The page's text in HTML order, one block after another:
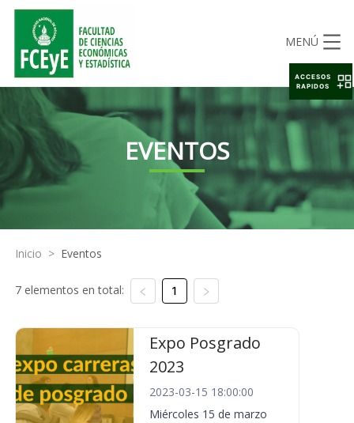
MENÚ
EVENTOS
Inicio > Eventos
7 elementos en total: 1
Expo Posgrado
2023
2023-03-15 18:00:00
Miércoles 15 de marzo
ACCESOS
RAPIDOS